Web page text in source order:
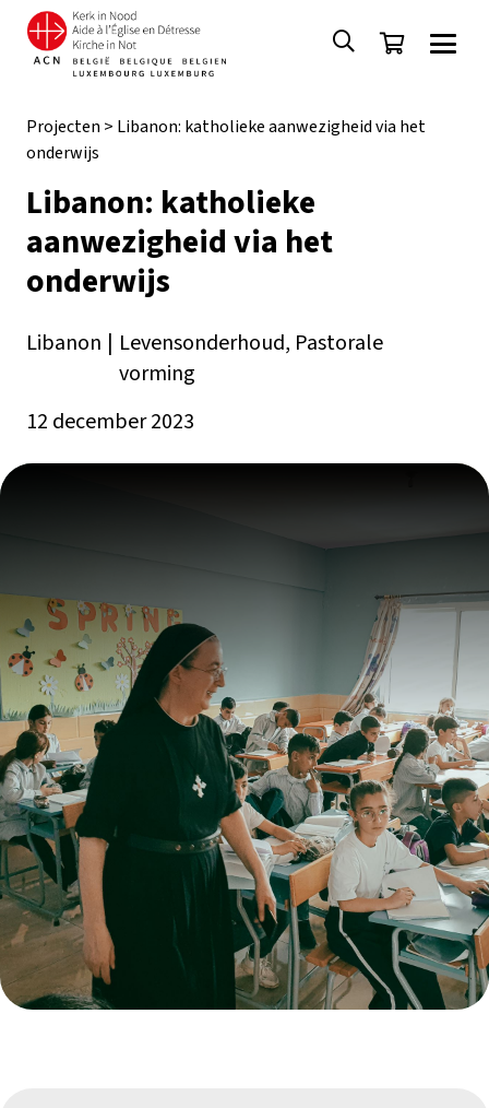
Projecten > Libanon: katholieke aanwezigheid via het
onderwijs
Libanon: katholieke
aanwezigheid via het
onderwijs
Libanon | Levensonderhoud, Pastorale
vorming
12 december 2023